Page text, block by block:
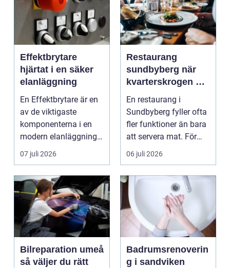
Effektbrytare
hjärtat i en säker
elanläggning
En Effektbrytare är en
av de viktigaste
komponenterna i en
modern elanläggning.
Den skyddar
människo...
07 juli 2026
Restaurang
sundbyberg när
kvarterskrogen blir
vardagsrum
En restaurang i
Sundbyberg fyller ofta
fler funktioner än bara
att servera mat. För
många blir den s...
06 juli 2026
Bilreparation umeå
så väljer du rätt
Badrumsrenoverin
g i sandviken